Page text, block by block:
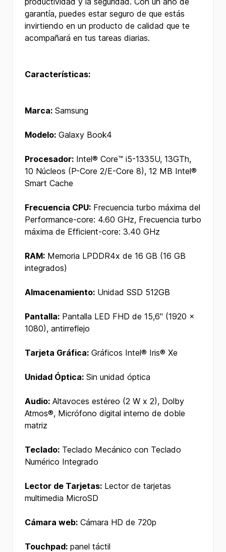
garantía, puedes estar seguro de que estás
invirtiendo en un producto de calidad que te
acompañará en tus tareas diarias.
Características:
Marca: Samsung
Modelo: Galaxy Book4
Procesador: Intel® Core™ i5-1335U, 13GTh,
10 Núcleos (P-Core 2/E-Core 8), 12 MB Intel®
Smart Cache
Frecuencia CPU: Frecuencia turbo máxima del
Performance-core: 4.60 GHz, Frecuencia turbo
máxima de Efficient-core: 3.40 GHz
RAM: Memoria LPDDR4x de 16 GB (16 GB
integrados)
Almacenamiento: Unidad SSD 512GB
Pantalla: Pantalla LED FHD de 15,6" (1920 x
1080), antirreflejo
Tarjeta Gráfica: Gráficos Intel® Iris® Xe
Unidad Óptica: Sin unidad óptica
Audio: Altavoces estéreo (2 W x 2), Dolby
Atmos®, Micrófono digital interno de doble
matriz
Teclado: Teclado Mecánico con Teclado
Numérico Integrado
Lector de Tarjetas: Lector de tarjetas
multimedia MicroSD
Cámara web: Cámara HD de 720p
Touchpad: panel táctil